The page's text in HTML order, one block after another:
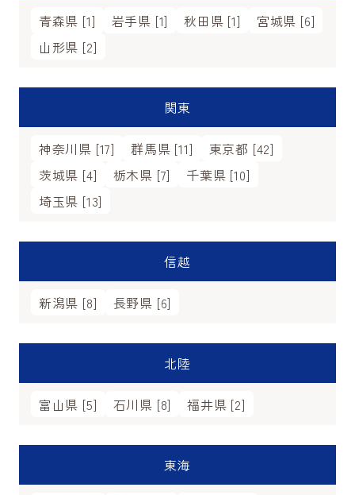
青森県 [1] 岩手県 [1] 秋田県 [1]
宮城県 [6]
山形県 [2]
関東
神奈川県 [17] 群馬県 [11]
東京都 [42]
茨城県 [4]
栃木県 [7]
千葉県 [10]
埼玉県 [13]
信越
新潟県 [8] 長野県 [6]
北陸
富山県 [5] 石川県 [8] 福井県 [2]
東海